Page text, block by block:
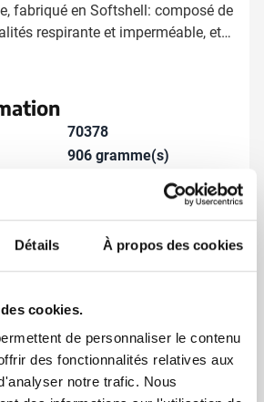
Détails À propos des cookies
cookies.
de personnaliser le contenu
des fonctionnalités relatives aux
notre trafic. Nous
fabriqué en Softshell: composé de
respirante et imperméable, et
le vent. tissu 96% polyster et 4%
polaire. comporte 3 poches avec
étanches, manches ajustables par
réglable à la base.
70378
906 gramme(s)
Élasthanne, Polyester,
Softshell
340 gr/m²
72 cm x 62 cm (l x l)
ont aussi choisi